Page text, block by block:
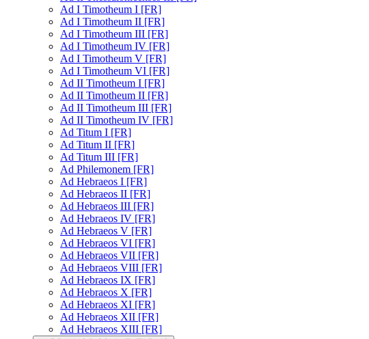
Ad I Timotheum I [FR]
Ad I Timotheum II [FR]
Ad I Timotheum III [FR]
Ad I Timotheum IV [FR]
Ad I Timotheum V [FR]
Ad I Timotheum VI [FR]
Ad II Timotheum I [FR]
Ad II Timotheum II [FR]
Ad II Timotheum III [FR]
Ad II Timotheum IV [FR]
Ad Titum I [FR]
Ad Titum II [FR]
Ad Titum III [FR]
Ad Philemonem [FR]
Ad Hebraeos I [FR]
Ad Hebraeos II [FR]
Ad Hebraeos III [FR]
Ad Hebraeos IV [FR]
Ad Hebraeos V [FR]
Ad Hebraeos VI [FR]
Ad Hebraeos VII [FR]
Ad Hebraeos VIII [FR]
Ad Hebraeos IX [FR]
Ad Hebraeos X [FR]
Ad Hebraeos XI [FR]
Ad Hebraeos XII [FR]
Ad Hebraeos XIII [FR]